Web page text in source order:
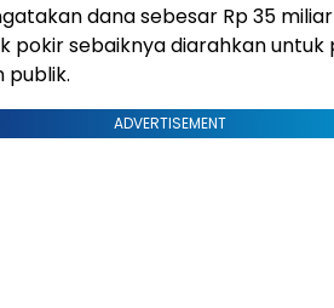
dana sebesar Rp 35
pokir sebaiknya diarahkan
publik.
ADVERTISEMENT